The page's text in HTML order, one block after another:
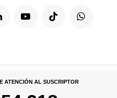
ATENCIÓN AL SUSCRIPTOR